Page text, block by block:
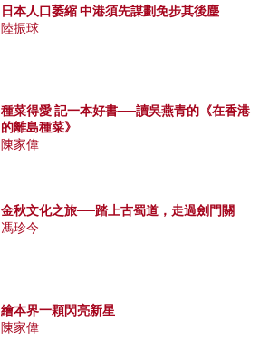
日本人口萎縮 中港須先謀劃免步其後塵
陸振球
種菜得愛 記一本好書──讀吳燕青的《在香港
的離島種菜》
陳家偉
金秋文化之旅──踏上古蜀道，走過劍門關
馮珍今
繪本界一顆閃亮新星
陳家偉